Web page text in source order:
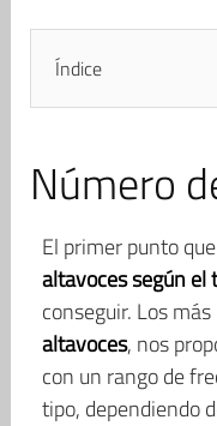
Índice
Número
El primer punto
altavoces según el
conseguir. Los más
altavoces, nos
con un rango de
tipo, dependiendo